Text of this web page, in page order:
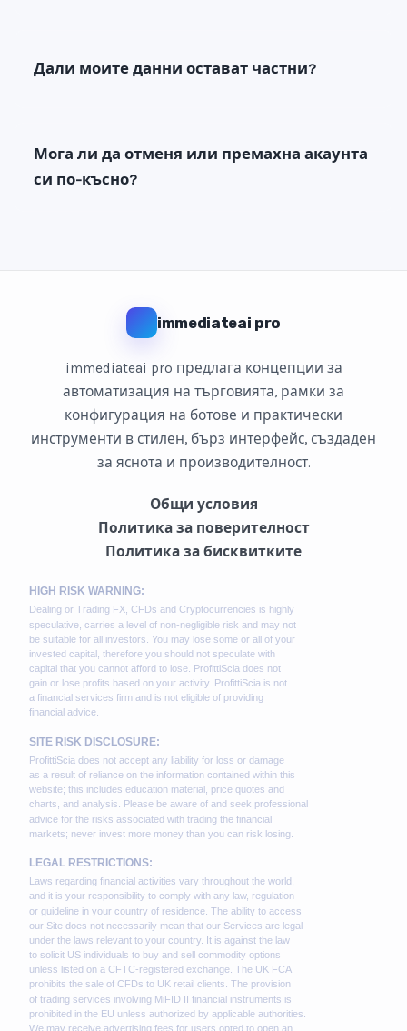
Дали моите данни остават частни?
Мога ли да отменя или премахна акаунта
си по-късно?
immediateai pro
immediateai pro предлага концепции за
автоматизация на търговията, рамки за
конфигурация на ботове и практически
инструменти в стилен, бърз интерфейс, създаден
за яснота и производителност.
Общи условия
Политика за поверителност
Политика за бисквитките